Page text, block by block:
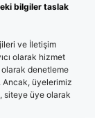
bilgiler taslak
ve İletişim
olarak hizmet
denetleme
Ancak, üyelerimiz
siteye üye olarak